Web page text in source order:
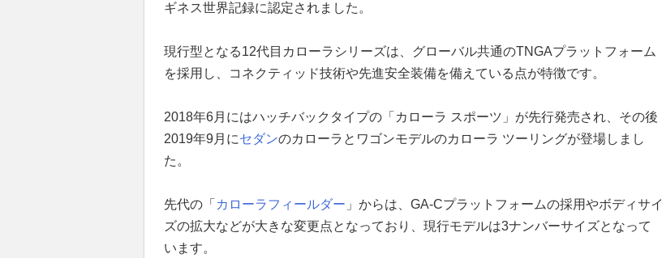
ギネス世界記録に認定されました。
現行型となる12代目カローラシリーズは、グローバル共通のTNGAプラットフォーム
を採用し、コネクティッド技術や先進安全装備を備えている点が特徴です。
2018年6月にはハッチバックタイプの「カローラ スポーツ」が先行発売され、その後
2019年9月にセダンのカローラとワゴンモデルのカローラ ツーリングが登場しまし
た。
先代の「 カローラフィールダー 」からは、GA-Cプラットフォームの採用やボディサイ
ズの拡大などが大きな変更点となっており、現行モデルは3ナンバーサイズとなって
います。